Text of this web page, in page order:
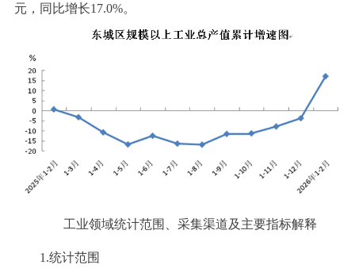
元，同比增长17.0%。
工业领域统计范围、采集渠道及主要指标解释
1.统计范围